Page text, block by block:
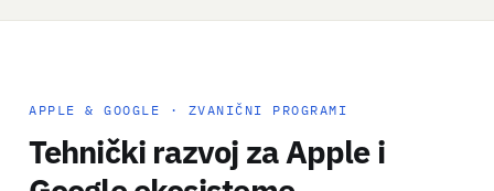
APPLE & GOOGLE · ZVANIČNI PROGRAMI
Tehnički razvoj za Apple i